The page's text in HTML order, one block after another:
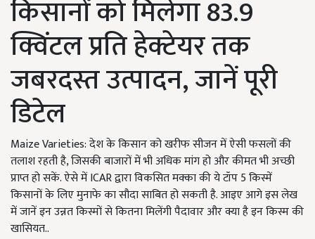
किसानों को मिलेगा 83.9
क्विंटल प्रति हेक्टेयर तक
जबरदस्त उत्पादन, जानें पूरी
डिटेल
Maize Varieties: देश के किसान को खरीफ सीजन में ऐसी फसलों की
तलाश रहती है, जिसकी बाजारों में भी अधिक मांग हो और कीमत भी अच्छी
प्राप्त हो सकें. ऐसे में ICAR द्वारा विकसित मक्का की ये टॉप 5 किस्में
किसानों के लिए मुनाफे का सौदा साबित हो सकती है. आइए आगे इस लेख
में जानें इन उन्नत किस्मों से कितना मिलेंगी पैदावार और क्या है इन किस्म की
खासियत..